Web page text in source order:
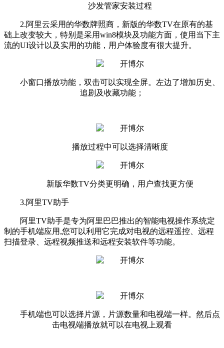
沙发管家安装过程
2.阿里云采用的华数牌照商，新版的华数TV在原有的基
础上改变较大，特别是采用win8模块及功能方面，使用当下主
流的UI设计以及实用的功能，用户体验度有很大提升。
小窗口播放功能，双击可以实现全屏。左边了增加历史、
追剧及收藏功能；
播放过程中可以选择清晰度
新版华数TV分类更明确，用户查找更方便
3.阿里TV助手
阿里TV助手是专为阿里巴巴推出的智能电视操作系统定
制的手机端应用,您可以利用它完成对电视的远程遥控、远程
扫描登录、远程视频推送和远程安装软件等功能。
手机端也可以选择片源，片源数量和电视端一样。然后点
击电视端播放就可以在电视上观看